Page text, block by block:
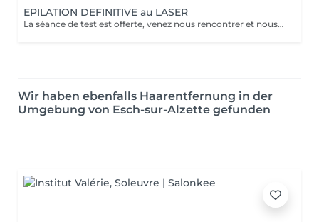
EPILATION DEFINITIVE au LASER
La séance de test est offerte, venez nous rencontrer et nous vous ferons un devis pour les zones concernées.
Wir haben ebenfalls Haarentfernung in der
Umgebung von Esch-sur-Alzette gefunden